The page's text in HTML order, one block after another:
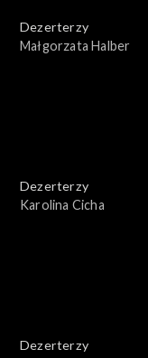
Dezerterzy
Małgorzata Halber
Dezerterzy
Karolina Cicha
Dezerterzy